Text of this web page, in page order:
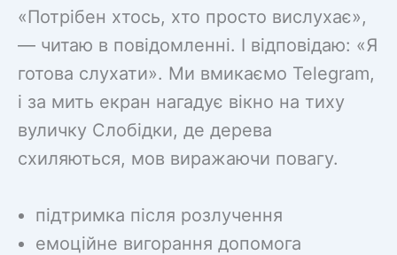
«Потрібен хтось, хто просто вислухає»,
— читаю в повідомленні. І відповідаю: «Я
готова слухати». Ми вмикаємо Telegram,
і за мить екран нагадує вікно на тиху
вуличку Слобідки, де дерева
схиляються, мов виражаючи повагу.
підтримка після розлучення
емоційне вигорання допомога